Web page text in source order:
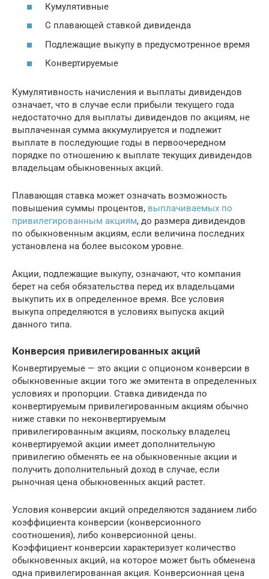
Кумулятивные
С плавающей ставкой дивиденда
Подлежащие выкупу в предусмотренное время
Конвертируемые
Кумулятивность начисления и выплаты дивидендов
означает, что в случае если прибыли текущего года
недостаточно для выплаты дивидендов по акциям, не
выплаченная сумма аккумулируется и подлежит
выплате в последующие годы в первоочередном
порядке по отношению к выплате текущих дивидендов
владельцам обыкновенных акций.
Плавающая ставка может означать возможность
повышения суммы процентов, выплачиваемых по
привилегированным акциям, до размера дивидендов
по обыкновенным акциям, если величина последних
установлена на более высоком уровне.
Акции, подлежащие выкупу, означают, что компания
берет на себя обязательства перед их владельцами
выкупить их в определенное время. Все условия
выкупа определяются в условиях выпуска акций
данного типа.
Конверсия привилегированных акций
Конвертируемые — это акции с опционом конверсии в
обыкновенные акции того же эмитента в определенных
условиях и пропорции. Ставка дивиденда по
конвертируемым привилегированным акциям обычно
ниже ставки по неконвертируемым
привилегированным акциям, поскольку владелец
конвертируемой акции имеет дополнительную
привилегию обменять ее на обыкновенные акции и
получить дополнительный доход в случае, если
рыночная цена обыкновенных акций растет.
Условия конверсии акций определяются заданием либо
коэффициента конверсии (конверсионного
соотношения), либо конверсионной цены.
Коэффициент конверсии характеризует количество
обыкновенных акций, на которое может быть обменена
одна привилегированная акция. Конверсионная цена